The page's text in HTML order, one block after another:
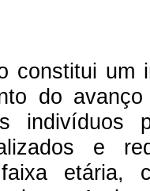
constitui um
do
e
etária,